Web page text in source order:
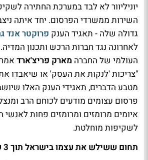
יוניליוור לא לבד במערכת החתירה
השירות ממשרדי הפרסום. יחד איתה
גדולה שלה - תאגיד הענק פרוקטר אנד
לאחרונה נגד חברות הרכש ותכנון
העולמי של החברה מארק פריצ'ארד
מטבע הדברים, תאגידי הענק האלו
פרסום עצומים מודעים לכוחם הרב
איומים מרומזים ומרומזים פחות לאנשי
לשקיפות מוחלטת.
תחום ששילש את עצמו בישראל תוך 3 שנים